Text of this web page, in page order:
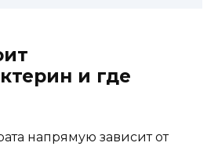
и где
напрямую зависит от